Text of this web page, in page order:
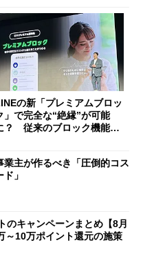
の新「プレミアムブロッ
」で完全な“絶縁”が可能
？ 従来のブロック機能と
業主が作るべき「圧倒的コス
」
のキャンペーンまとめ【8月
10万ポイント還元の施策